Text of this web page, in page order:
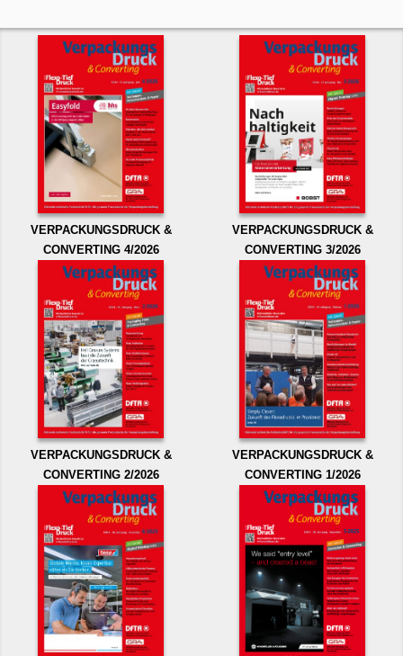
VERPACKUNGSDRUCK &
CONVERTING 4/2026
VERPACKUNGSDRUCK &
CONVERTING 3/2026
VERPACKUNGSDRUCK &
CONVERTING 2/2026
VERPACKUNGSDRUCK &
CONVERTING 1/2026